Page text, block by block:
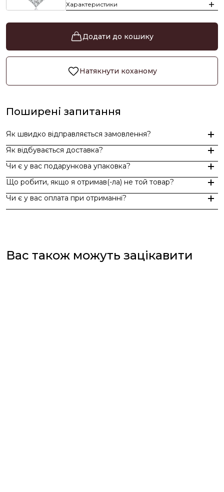
Характеристики
Додати до кошику
Натякнути коханому
Поширені запитання
Як швидко відправляється замовлення?
Замовлення, оформлені до 15:00, відправляються в той же
Індивідуальні замовлення (гравіювання, вироби з перлин
Як відбувається доставка?
Доставка по Україні - Безкоштовно від 3000 грн.
За додаткову по Європі та світу , служба доставки "Укр
Чи є у вас подарункова упаковка?
Так, ми надаємо стильну фірмову упаковку до кожного
Що робити, якщо я отримав(-ла) не той товар?
Чи є у вас оплата при отриманні?
Вас також можуть зацікавити